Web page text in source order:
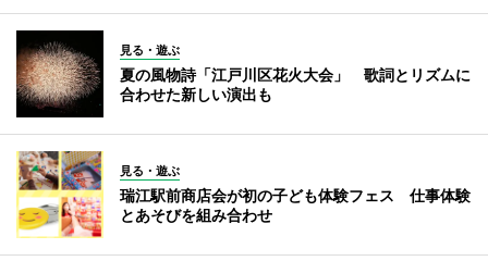
見る・遊ぶ
夏の風物詩「江戸川区花火大会」 歌詞とリズムに
合わせた新しい演出も
見る・遊ぶ
瑞江駅前商店会が初の子ども体験フェス 仕事体験
とあそびを組み合わせ